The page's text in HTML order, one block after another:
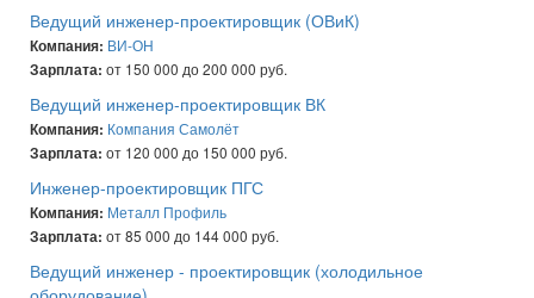
Ведущий инженер-проектировщик (ОВиК)
Компания: ВИ-ОН
Зарплата: от 150 000 до 200 000 руб.
Ведущий инженер-проектировщик ВК
Компания: Компания Самолёт
Зарплата: от 120 000 до 150 000 руб.
Инженер-проектировщик ПГС
Компания: Металл Профиль
Зарплата: от 85 000 до 144 000 руб.
Ведущий инженер - проектировщик (холодильное